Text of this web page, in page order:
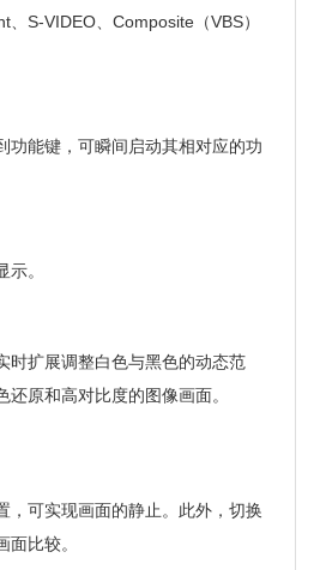
S-VIDEO、Composite（VBS）
功能键，可瞬间启动其相对应的功
。
时扩展调整白色与黑色的动态范
还原和高对比度的图像画面。
，可实现画面的静止。此外，切换
比较。